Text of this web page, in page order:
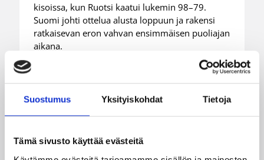
Suostumus Yksityiskohdat Tietoja
Tämä sivusto käyttää evästeitä
kisoissa, kun Ruotsi kaatui lukemin 98–79.
Suomi johti ottelua alusta loppuun ja rakensi
ratkaisevan eron vahvan ensimmäisen puoliajan
aikana.